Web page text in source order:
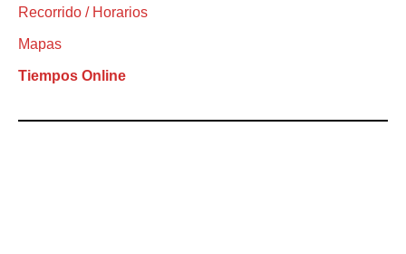
Recorrido / Horarios
Mapas
Tiempos Online